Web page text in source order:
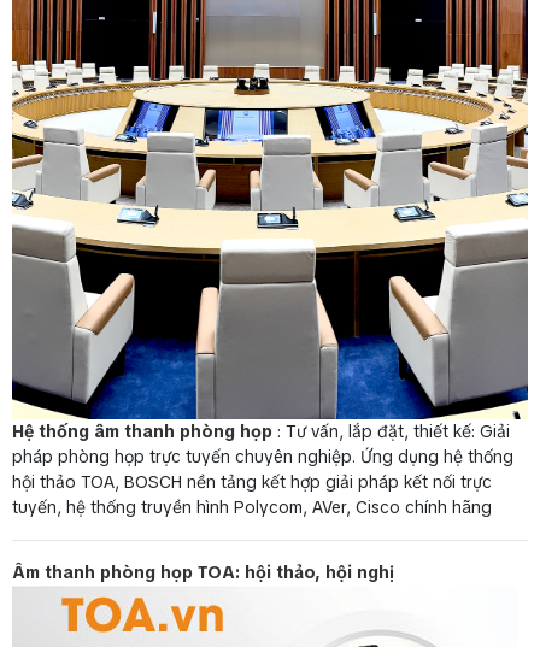
Hệ thống âm thanh phòng họp : Tư vấn, lắp đặt, thiết kế: Giải
pháp phòng họp trực tuyến chuyên nghiệp. Ứng dụng hệ thống
hội thảo TOA, BOSCH nền tảng kết hợp giải pháp kết nối trực
tuyến, hệ thống truyền hình Polycom, AVer, Cisco chính hãng
Âm thanh phòng họp TOA: hội thảo, hội nghị